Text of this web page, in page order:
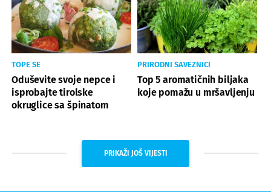
TOPE SE
Oduševite svoje nepce i
isprobajte tirolske
okruglice sa špinatom
PRIRODNI SAVEZNICI
Top 5 aromatičnih biljaka
koje pomažu u mršavljenju
PRIKAŽI JOŠ VIJESTI